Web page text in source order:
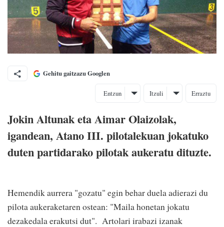
Gehitu gaitzazu Googlen
Entzun Itzuli Erraztu
Jokin Altunak eta Aimar Olaizolak,
igandean, Atano III. pilotalekuan jokatuko
duten partidarako pilotak aukeratu dituzte.
Hemendik aurrera "gozatu" egin behar duela adierazi du
pilota aukeraketaren ostean: "Maila honetan jokatu
dezakedala erakutsi dut". Artolari irabazi izanak